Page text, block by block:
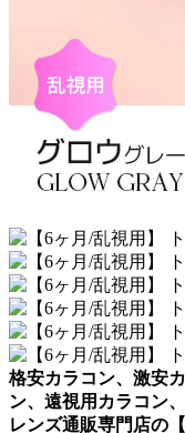
格安カラコン、激安
ン、遠視用カラコン
レンズ通販専門店の